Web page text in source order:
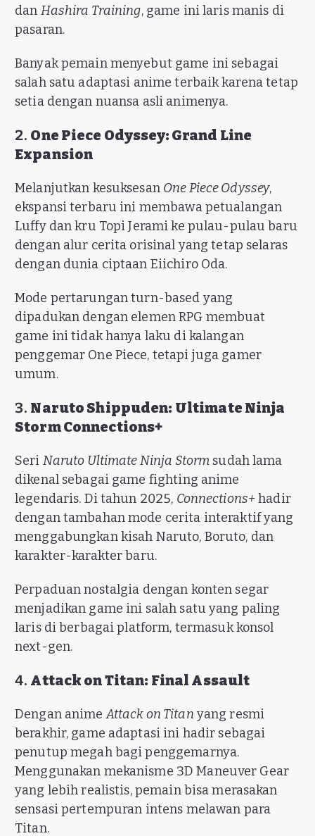
dan Hashira Training, game ini laris manis di
pasaran.
Banyak pemain menyebut game ini sebagai
salah satu adaptasi anime terbaik karena tetap
setia dengan nuansa asli animenya.
2. One Piece Odyssey: Grand Line
Expansion
Melanjutkan kesuksesan One Piece Odyssey,
ekspansi terbaru ini membawa petualangan
Luffy dan kru Topi Jerami ke pulau-pulau baru
dengan alur cerita orisinal yang tetap selaras
dengan dunia ciptaan Eiichiro Oda.
Mode pertarungan turn-based yang
dipadukan dengan elemen RPG membuat
game ini tidak hanya laku di kalangan
penggemar One Piece, tetapi juga gamer
umum.
3. Naruto Shippuden: Ultimate Ninja
Storm Connections+
Seri Naruto Ultimate Ninja Storm sudah lama
dikenal sebagai game fighting anime
legendaris. Di tahun 2025, Connections+hadir
dengan tambahan mode cerita interaktif yang
menggabungkan kisah Naruto, Boruto, dan
karakter-karakter baru.
Perpaduan nostalgia dengan konten segar
menjadikan game ini salah satu yang paling
laris di berbagai platform, termasuk konsol
next-gen.
4. Attack on Titan: Final Assault
Dengan animeAttack on Titan yang resmi
berakhir, game adaptasi ini hadir sebagai
penutup megah bagi penggemarnya.
Menggunakan mekanisme 3D Maneuver Gear
yang lebih realistis, pemain bisa merasakan
sensasi pertempuran intens melawan para
Titan.